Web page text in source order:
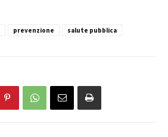
prevenzione salute pubblica